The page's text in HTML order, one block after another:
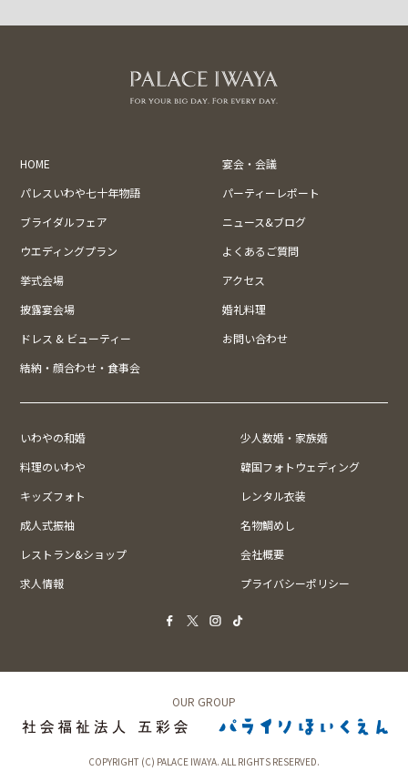
HOME
宴会・会議
パレスいわや七十年物語
パーティーレポート
ブライダルフェア
ニュース&ブログ
ウエディングプラン
よくあるご質問
挙式会場
アクセス
披露宴会場
婚礼料理
ドレス & ビューティー
お問い合わせ
結納・顔合わせ・食事会
いわやの和婚
少人数婚・家族婚
料理のいわや
韓国フォトウェディング
キッズフォト
レンタル衣装
成人式振袖
名物鯛めし
レストラン&ショップ
会社概要
求人情報
プライバシーポリシー
OUR GROUP
COPYRIGHT (C) PALACE IWAYA. ALL RIGHTS RESERVED.